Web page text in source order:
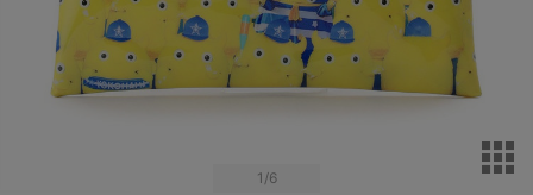
1 /6